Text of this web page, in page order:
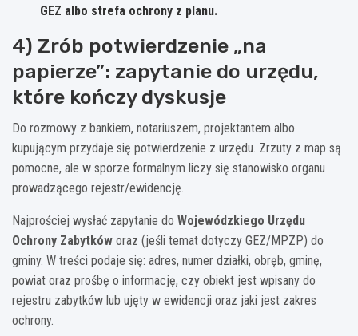
GEZ albo strefa ochrony z planu.
4) Zrób potwierdzenie „na
papierze”: zapytanie do urzędu,
które kończy dyskusje
Do rozmowy z bankiem, notariuszem, projektantem albo
kupującym przydaje się potwierdzenie z urzędu. Zrzuty z map są
pomocne, ale w sporze formalnym liczy się stanowisko organu
prowadzącego rejestr/ewidencję.
Najprościej wysłać zapytanie do Wojewódzkiego Urzędu
Ochrony Zabytków oraz (jeśli temat dotyczy GEZ/MPZP) do
gminy. W treści podaje się: adres, numer działki, obręb, gminę,
powiat oraz prośbę o informację, czy obiekt jest wpisany do
rejestru zabytków lub ujęty w ewidencji oraz jaki jest zakres
ochrony.